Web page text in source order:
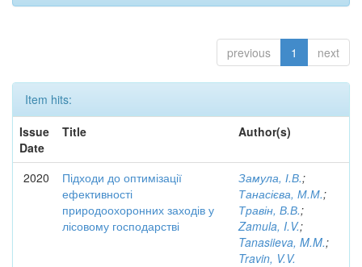
previous 1 next
Item hits:
Issue
Date
Title Author(s)
2020
Підходи до оптимізації
ефективності
природоохоронних заходів у
лісовому господарстві
Замула, І.В.;
Танасієва, М.М.;
Травін, В.В.;
Zamula, I.V.;
Tanasiieva, M.M.;
Travin, V.V.